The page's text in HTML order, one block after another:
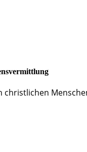
christlichen